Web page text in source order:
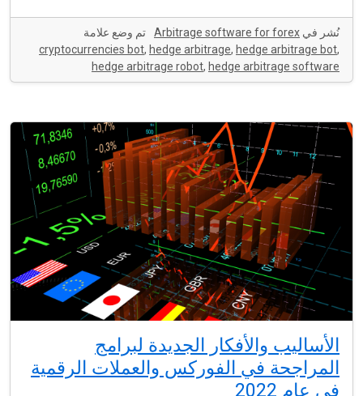
نُشر في Arbitrage software for forex
تم وضع علامة
cryptocurrencies bot, hedge arbitrage, hedge arbitrage bot,
hedge arbitrage robot, hedge arbitrage software
الأساليب والأفكار الجديدة لبرامج
المراجحة في الفوركس والعملات الرقمية
في عام 2022